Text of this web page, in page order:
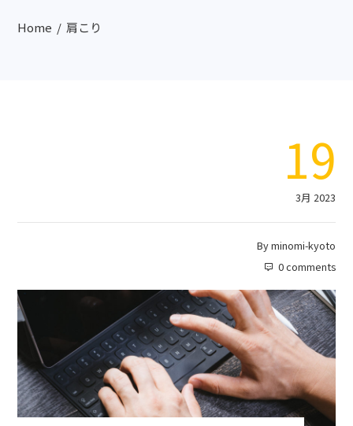
Home 肩こり
19
3月 2023
Byminomi-kyoto
0 comments